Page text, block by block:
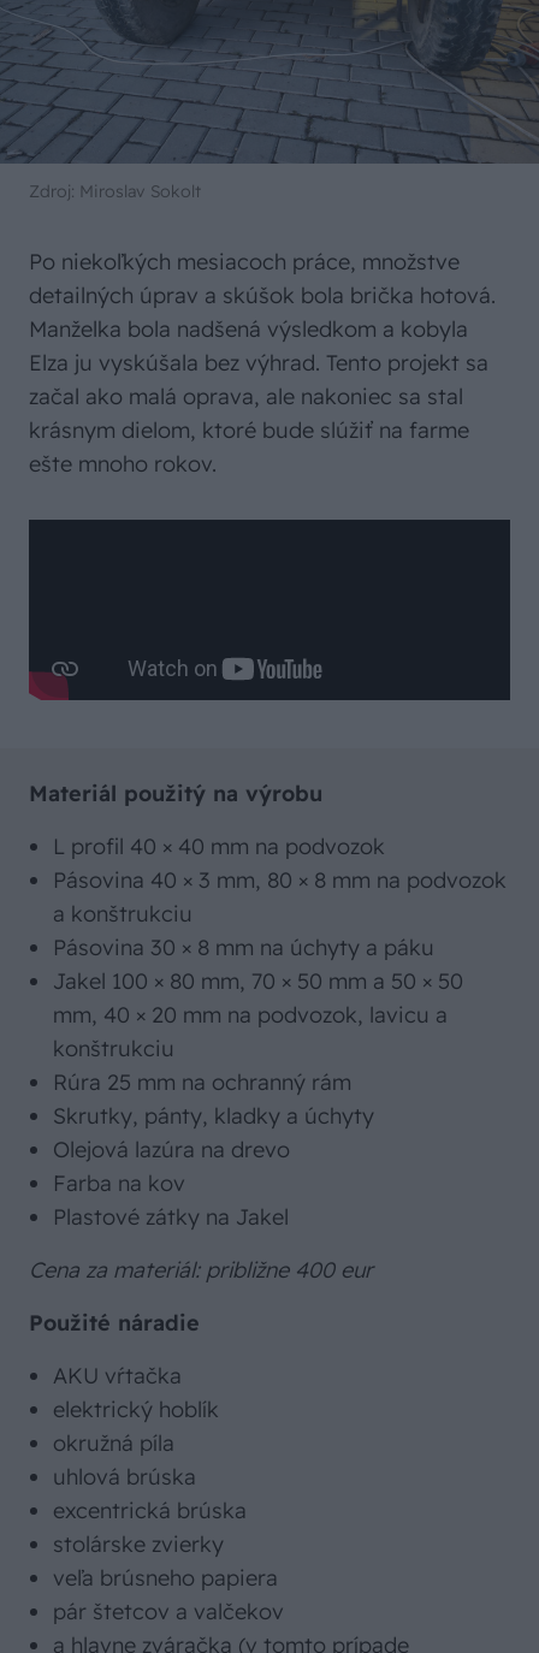
Zdroj: Miroslav Sokolt
Po niekoľkých mesiacoch práce, množstve
detailných úprav a skúšok bola brička hotová.
Manželka bola nadšená výsledkom a kobyla
Elza ju vyskúšala bez výhrad. Tento projekt sa
začal ako malá oprava, ale nakoniec sa stal
krásnym dielom, ktoré bude slúžiť na farme
ešte mnoho rokov.
Materiál použitý na výrobu
L profil 40 × 40 mm na podvozok
Pásovina 40 × 3 mm, 80 × 8 mm na podvozok
a konštrukciu
Pásovina 30 × 8 mm na úchyty a páku
Jakel 100 × 80 mm, 70 × 50 mm a 50 × 50
mm, 40 × 20 mm na podvozok, lavicu a
konštrukciu
Rúra 25 mm na ochranný rám
Skrutky, pánty, kladky a úchyty
Olejová lazúra na drevo
Farba na kov
Plastové zátky na Jakel
Cena za materiál: približne 400 eur
Použité náradie
AKU vŕtačka
elektrický hoblík
okružná píla
uhlová brúska
excentrická brúska
stolárske zvierky
veľa brúsneho papiera
pár štetcov a valčekov
a hlavne zváračka (v tomto prípade